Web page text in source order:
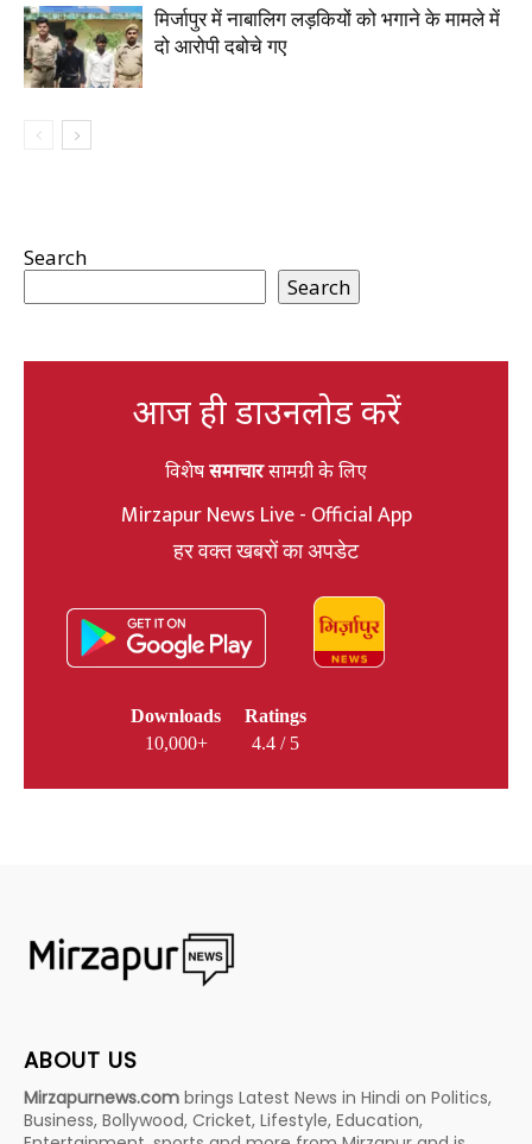
मिर्जापुर में नाबालिग लड़कियों को भगाने के मामले में
दो आरोपी दबोचे गए
Search
Search
आज ही डाउनलोड करें
विशेषसमाचारसामग्री के लिए
Mirzapur News Live - Official App
हर वक्त खबरों का अपडेट
Downloads
10,000+
Ratings
4.4 / 5
ABOUT US
Mirzapurnews.com brings Latest News in Hindi on Politics,
Business, Bollywood, Cricket, Lifestyle, Education,